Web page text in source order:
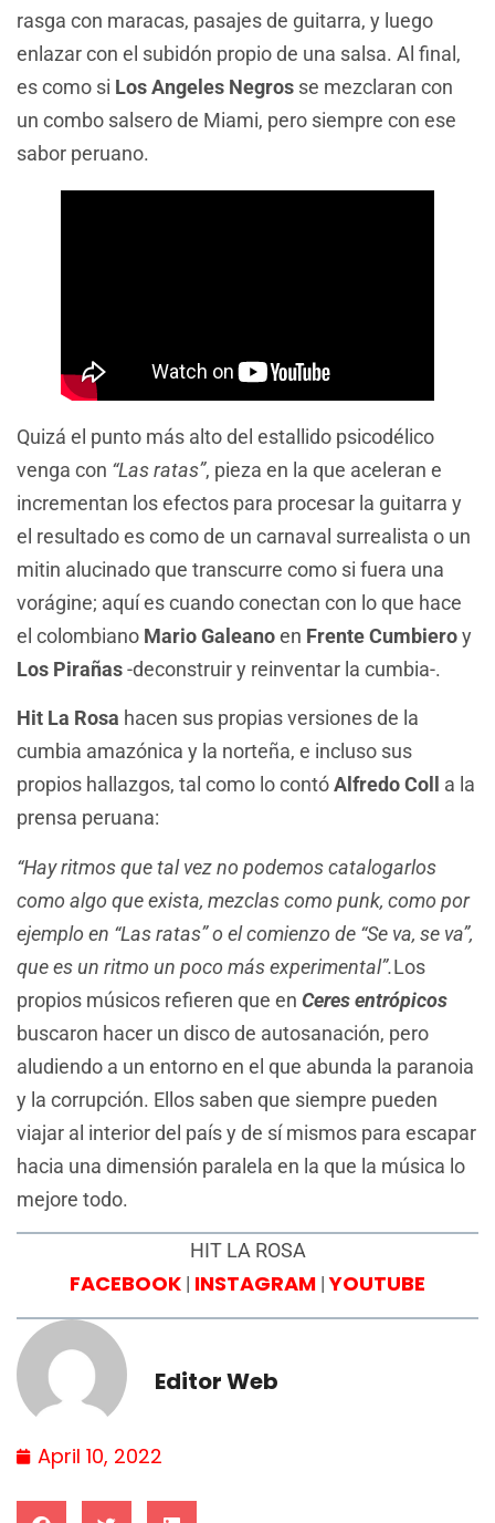
rasga con maracas, pasajes de guitarra, y luego
enlazar con el subidón propio de una salsa. Al final,
es como si Los Angeles Negros se mezclaran con
un combo salsero de Miami, pero siempre con ese
sabor peruano.
Quizá el punto más alto del estallido psicodélico
venga con “Las ratas”, pieza en la que aceleran e
incrementan los efectos para procesar la guitarra y
el resultado es como de un carnaval surrealista o un
mitin alucinado que transcurre como si fuera una
vorágine; aquí es cuando conectan con lo que hace
el colombiano Mario Galeanoen Frente Cumbieroy
Los Pirañas-deconstruir y reinventar la cumbia-.
Hit La Rosa hacen sus propias versiones de la
cumbia amazónica y la norteña, e incluso sus
propios hallazgos, tal como lo contóAlfredo Coll
a la
prensa peruana:
“Hay ritmos que tal vez no podemos catalogarlos
como algo que exista, mezclas como punk, como por
ejemplo en “Las ratas” o el comienzo de “Se va, se va”,
que es un ritmo un poco más experimental”.Los
propios músicos refieren que en Ceres entrópicos
buscaron hacer un disco de autosanación, pero
aludiendo a un entorno en el que abunda la paranoia
y la corrupción. Ellos saben que siempre pueden
viajar al interior del país y de sí mismos para escapar
hacia una dimensión paralela en la que la música lo
mejore todo.
HIT LA ROSA
FACEBOOK | INSTAGRAM |YOUTUBE
Editor Web
April 10, 2022